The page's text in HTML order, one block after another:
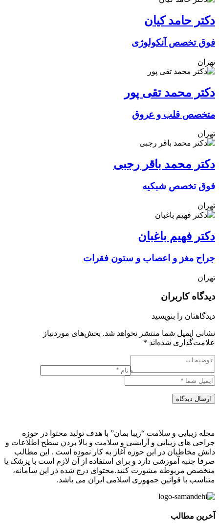
دکتر حامد کیان
فوق تخصص آنکولوژی
تهران
دکتر محمد تقی پور
متخصص قلب و عروق
تهران
دکتر محمد باقر رجبی
فوق تخصص شبکیه
تهران
دکتر فهیم باغبان
جراح مغز و اعصاب و ستون فقرات
تهران
دیدگاه کاربران
دیدگاهتان را بنویسید
نشانی ایمیل شما منتشر نخواهد شد. بخش‌های موردنیاز
علامت‌گذاری شده‌اند *
ارسال دیدگاه
مجله زیبایی و سلامت “زیبا بمان” با هدف تولید محتوا در حوزه
جراحی های زیبایی و آرایشی و سلامت و بالا بردن سطح اطلاعات و
دانش مخاطبان در این حوزه آغاز به کار نموده است . این مطالب
صرفا جنبه آموزشی دارد و برای استفاده از آن لازم است با پزشک یا
متخصص مربوطه مشورت کنید.محتوای درج شده در این سامانه،
متناسب با قوانین جمهوری اسلامی ایران می باشد.
آخرین مطالب